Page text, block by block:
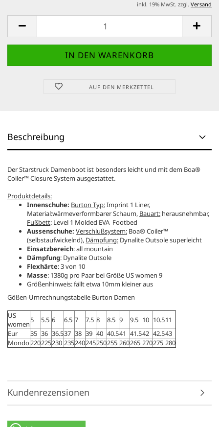
inkl. 19% MwSt. zzgl. Versand
AUF DEN MERKZETTEL
Beschreibung
Der Starstruck Damenboot ist besonders leicht und mit dem Boa®
Coiler™ Closure System ausgestattet.
Produktdetails:
Innenschuhe: Burton Typ:Imprint 1 Liner,
Material:wärmeverformbarer Schaum, Bauart: herausnehmbar,
Fußbett: Level 1 Molded EVA Footbed
Aussenschuhe: Verschlußsystem: Boa® Coiler™
(selbstaufwickelnd), Dämpfung: Dynalite Outsole superleicht
Einsatzbereich: all mountain
Dämpfung: Dynalite Outsole
Flexhärte: 3 von 10
Masse: 1380g pro Paar bei Größe US women 9
Größenhinweis: fällt etwa 10mm kleiner aus
Gößen-Umrechnungstabelle Burton Damen
US
women5 5.5 6 6.5 7 7.5 8 8.5 9 9.5 10 10.511
Eur
35 36 36.537 38 39 40 40.541 41.542 42.543
Mondo220225230 235240245250255 260265 270275 280
Kundenrezensionen